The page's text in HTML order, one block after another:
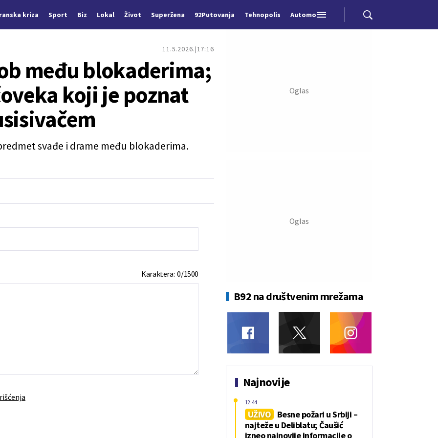
kriza Sport Biz Lokal Život Superžena 92Putovanja Tehnopolis Automobili
11.5.2026. 17:16
među blokaderima;
koji je poznat
svađe i drame među blokaderima.
Karaktera:0/1500
B92 na društvenim mrežama
Najnovije
UŽIVO
Besne požari u Srbiji –
najteže u Deliblatu; Čaušić
izneo najnovije informacije o
12:44